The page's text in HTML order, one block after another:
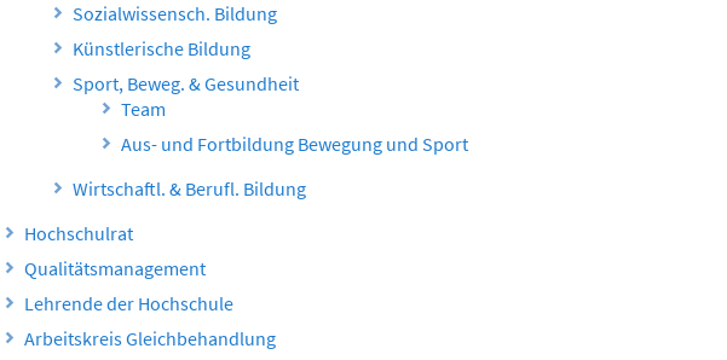
Sozialwissensch. Bildung
Künstlerische Bildung
Sport, Beweg. & Gesundheit
Team
Aus- und Fortbildung Bewegung und Sport
Wirtschaftl. & Berufl. Bildung
Hochschulrat
Qualitätsmanagement
Lehrende der Hochschule
Arbeitskreis Gleichbehandlung